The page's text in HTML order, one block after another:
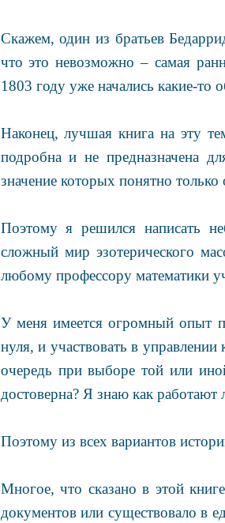
Скажем, один из братьев
что это невозможно – самая
1803 году уже начались какие-то
Наконец, лучшая книга на эту
подробна и не предназначена
значение которых понятно
Поэтому я решился написать
сложный мир эзотерического
любому профессору математики
У меня имеется огромный опыт
нуля, и участвовать в
очередь при выборе той или
достоверна? Я знаю как
Поэтому из всех вариантов
Многое, что сказано в этой
документов или существовало в